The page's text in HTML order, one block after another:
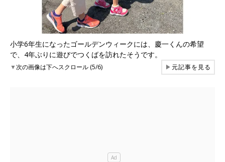
小学6年生になったゴールデンウィークには、慶一くんの希望
で、4年ぶりに遊びでつくばを訪れたそうです。
▼次の画像は下へスクロール (5/6) ▶元記事を見る